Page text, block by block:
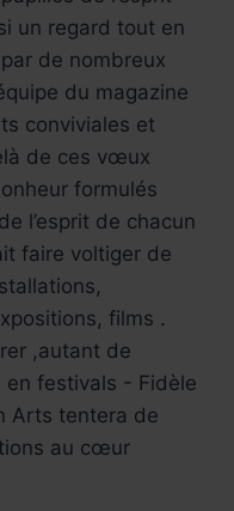
un regard tout en
de nombreux
du magazine
conviviales et
de ces vœux
formulés
l’esprit de chacun
faire voltiger de
films .
,autant de
en festivals - Fidèle
Arts tentera de
au cœur